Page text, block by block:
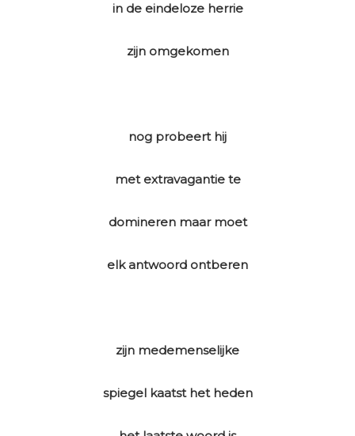
in de eindeloze herrie
zijn omgekomen
nog probeert hij
met extravagantie te
domineren maar moet
elk antwoord ontberen
zijn medemenselijke
spiegel kaatst het heden